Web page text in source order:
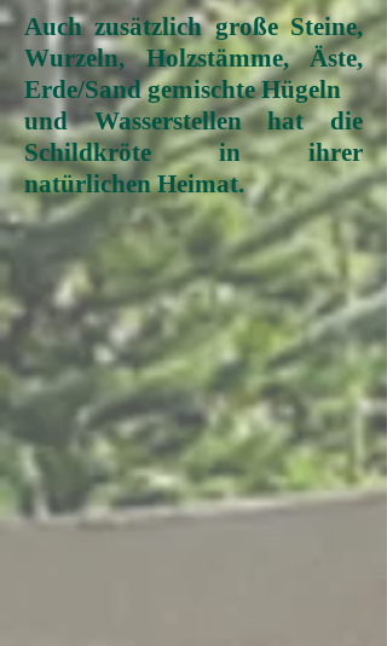
Auch zusätzlich große Steine,
Wurzeln, Holzstämme, Äste,
Erde/Sand gemischte Hügeln
und Wasserstellen hat die
Schildkröte in ihrer
natürlichen Heimat.